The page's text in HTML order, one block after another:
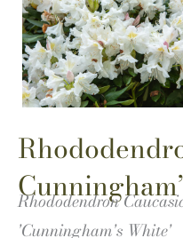
Rhododendron
'Cunningham's White'